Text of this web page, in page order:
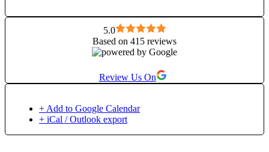
5.0
Based on 415 reviews
Review Us On
+ Add to Google Calendar
+ iCal / Outlook export